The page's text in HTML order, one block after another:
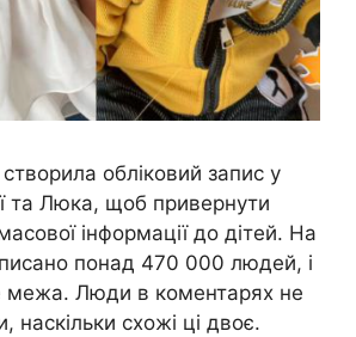
обліковий запис у
та Люка, щоб привернути
інформації до дітей. На
понад 470 000 людей, і
межа. Люди в коментарях не
наскільки схожі ці двоє.